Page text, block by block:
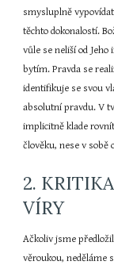
smysluplně
těchto dokonalostí.
vůle se neliší od Jeho
bytím. Pravda se
identifikuje se svou
absolutní pravdu. V
implicitně klade
člověku, nese v
2.
VÍRY
Ačkoliv jsme
věroukou, neděláme